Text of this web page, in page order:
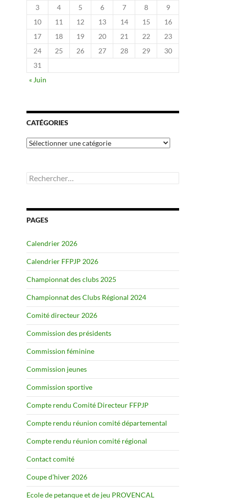
3
4 5 6 7 8
9
10
11 12 13 14 15
16
17
18 19 20 21 22
23
24
25 26 27 28 29
30
31
« Juin
CATÉGORIES
Catégories
Rechercher :
PAGES
Calendrier 2026
Calendrier FFPJP 2026
Championnat des clubs 2025
Championnat des Clubs Régional 2024
Comité directeur 2026
Commission des présidents
Commission féminine
Commission jeunes
Commission sportive
Compte rendu Comité Directeur FFPJP
Compte rendu réunion comité départemental
Compte rendu réunion comité régional
Contact comité
Coupe d’hiver 2026
Ecole de petanque et de jeu PROVENCAL